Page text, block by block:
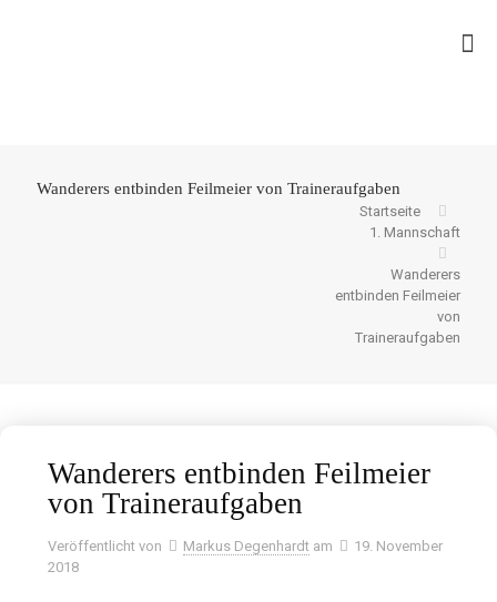
Wanderers entbinden Feilmeier von Traineraufgaben
Startseite
1. Mannschaft
Wanderers
entbinden Feilmeier
von
Traineraufgaben
Wanderers entbinden Feilmeier
von Traineraufgaben
Veröffentlicht von Markus Degenhardt am
19. November
2018